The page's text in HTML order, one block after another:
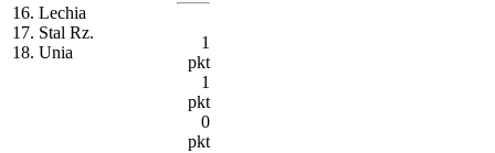
16. Lechia
17. Stal Rz.
18. Unia
1
pkt
1
pkt
0
pkt